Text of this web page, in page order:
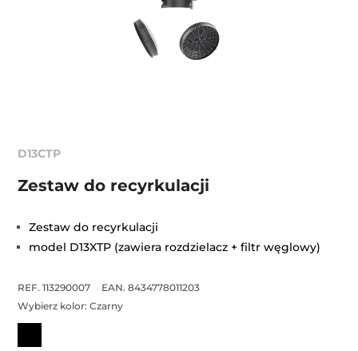
D13CTP
Zestaw do recyrkulacji
Zestaw do recyrkulacji
model D13XTP (zawiera rozdzielacz + filtr węglowy)
REF. 113290007
EAN. 8434778011203
Wybierz kolor:Czarny